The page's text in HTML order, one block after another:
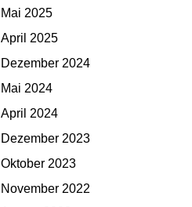
Mai 2025
April 2025
Dezember 2024
Mai 2024
April 2024
Dezember 2023
Oktober 2023
November 2022